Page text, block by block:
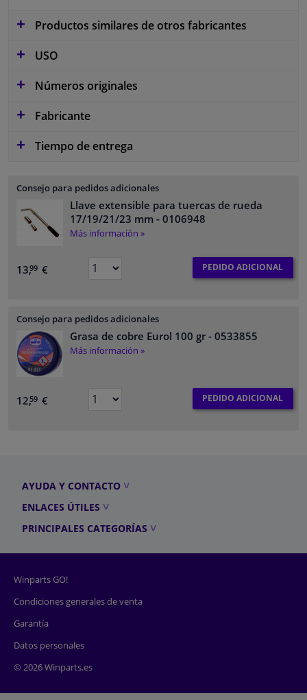
Productos similares de otros fabricantes
USO
Números originales
Fabricante
Tiempo de entrega
Consejo para pedidos adicionales
Llave extensible para tuercas de rueda
17/19/21/23 mm - 0106948
Más información »
13,99 € PEDIDO ADICIONAL
Consejo para pedidos adicionales
Grasa de cobre Eurol 100 gr - 0533855
Más información »
12,59 € PEDIDO ADICIONAL
AYUDA Y CONTACTO
ENLACES ÚTILES
PRINCIPALES CATEGORÍAS
Winparts GO!
Condiciones generales de venta
Garantía
Datos personales
© 2026 Winparts.es